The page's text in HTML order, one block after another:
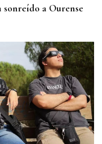
sonreído a Ourense